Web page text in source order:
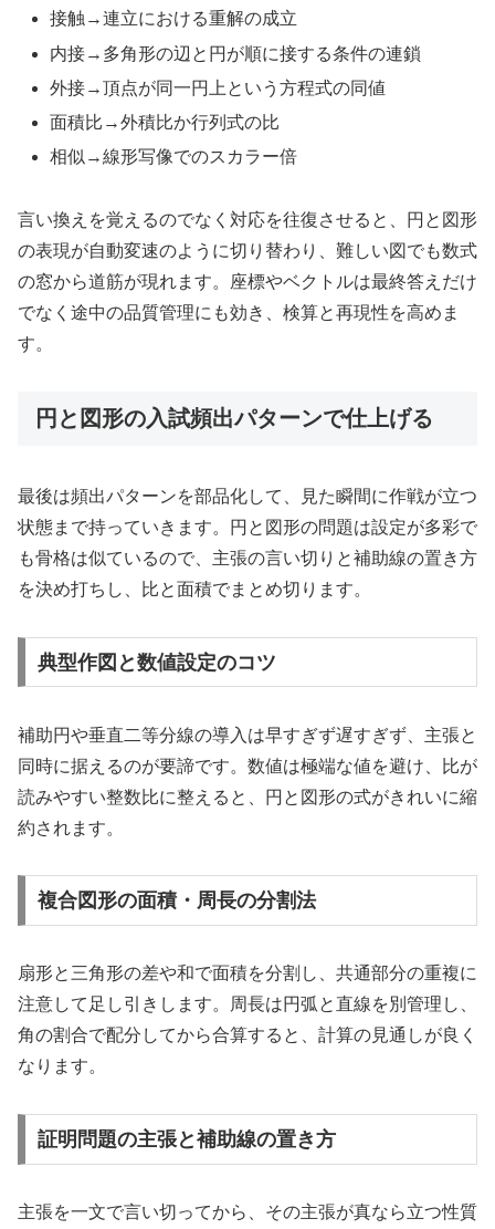
接触→連立における重解の成立
内接→多角形の辺と円が順に接する条件の連鎖
外接→頂点が同一円上という方程式の同値
面積比→外積比か行列式の比
相似→線形写像でのスカラー倍
言い換えを覚えるのでなく対応を往復させると、円と図形
の表現が自動変速のように切り替わり、難しい図でも数式
の窓から道筋が現れます。座標やベクトルは最終答えだけ
でなく途中の品質管理にも効き、検算と再現性を高めま
す。
円と図形の入試頻出パターンで仕上げる
最後は頻出パターンを部品化して、見た瞬間に作戦が立つ
状態まで持っていきます。円と図形の問題は設定が多彩で
も骨格は似ているので、主張の言い切りと補助線の置き方
を決め打ちし、比と面積でまとめ切ります。
典型作図と数値設定のコツ
補助円や垂直二等分線の導入は早すぎず遅すぎず、主張と
同時に据えるのが要諦です。数値は極端な値を避け、比が
読みやすい整数比に整えると、円と図形の式がきれいに縮
約されます。
複合図形の面積・周長の分割法
扇形と三角形の差や和で面積を分割し、共通部分の重複に
注意して足し引きします。周長は円弧と直線を別管理し、
角の割合で配分してから合算すると、計算の見通しが良く
なります。
証明問題の主張と補助線の置き方
主張を一文で言い切ってから、その主張が真なら立つ性質